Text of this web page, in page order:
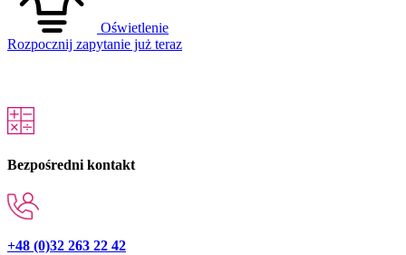
Oświetlenie
Rozpocznij zapytanie już teraz
Bezpośredni kontakt
+48 (0)32 263 22 42